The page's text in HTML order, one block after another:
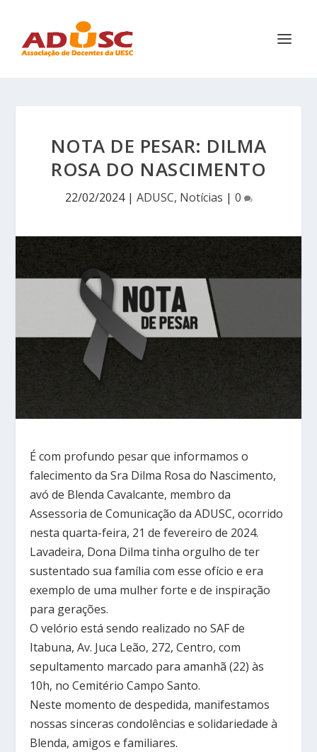
NOTA DE PESAR: DILMA
ROSA DO NASCIMENTO
22/02/2024| ADUSC, Notícias | 0
É com profundo pesar que informamos o
falecimento da Sra Dilma Rosa do Nascimento,
avó de Blenda Cavalcante, membro da
Assessoria de Comunicação da ADUSC, ocorrido
nesta quarta-feira, 21 de fevereiro de 2024.
Lavadeira, Dona Dilma tinha orgulho de ter
sustentado sua família com esse ofício e era
exemplo de uma mulher forte e de inspiração
para gerações.
O velório está sendo realizado no SAF de
Itabuna, Av. Juca Leão, 272, Centro, com
sepultamento marcado para amanhã (22) às
10h, no Cemitério Campo Santo.
Neste momento de despedida, manifestamos
nossas sinceras condolências e solidariedade à
Blenda, amigos e familiares.